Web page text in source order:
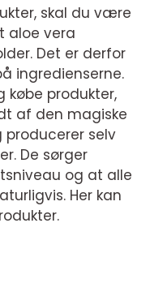
skal du være
aloe vera
Det er derfor
ingredienserne.
købe produkter,
af den magiske
producerer selv
De sørger
og at alle
Her kan